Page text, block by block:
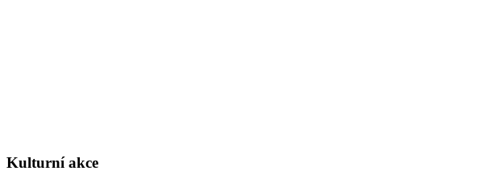
Kulturní akce